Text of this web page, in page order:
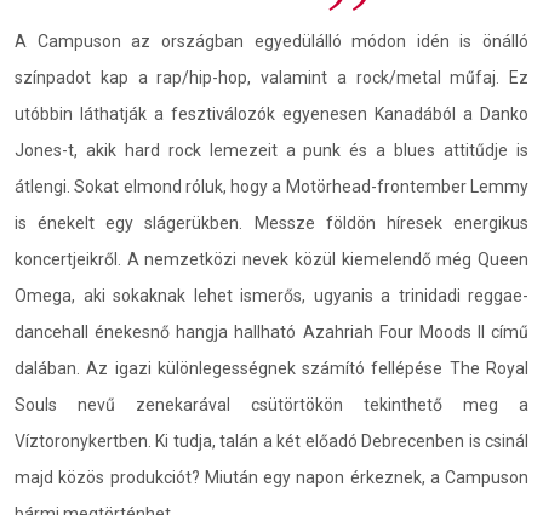
A Campuson az országban egyedülálló módon idén is önálló
színpadot kap a rap/hip-hop, valamint a rock/metal műfaj. Ez
utóbbin láthatják a fesztiválozók egyenesen Kanadából a Danko
Jones-t, akik hard rock lemezeit a punk és a blues attitűdje is
átlengi. Sokat elmond róluk, hogy a Motörhead-frontember Lemmy
is énekelt egy slágerükben. Messze földön híresek energikus
koncertjeikről. A nemzetközi nevek közül kiemelendő még Queen
Omega, aki sokaknak lehet ismerős, ugyanis a trinidadi reggae-
dancehall énekesnő hangja hallható Azahriah Four Moods II című
dalában. Az igazi különlegességnek számító fellépése The Royal
Souls nevű zenekarával csütörtökön tekinthető meg a
Víztoronykertben. Ki tudja, talán a két előadó Debrecenben is csinál
majd közös produkciót? Miután egy napon érkeznek, a Campuson